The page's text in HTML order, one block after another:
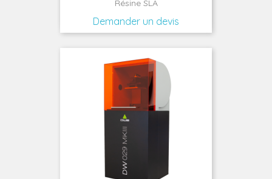
Résine SLA
Demander un devis